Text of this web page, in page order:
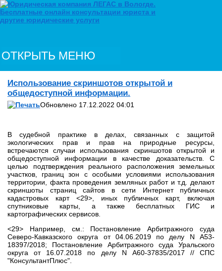
ОТКРЫТЬ МЕНЮ
Использование скриншотов открытой и
общедоступной информации.
Обновлено 17.12.2022 04:01
В судебной практике в делах, связанных с защитой
экологических прав и прав на природные ресурсы,
встречаются случаи использования скриншотов открытой и
общедоступной информации в качестве доказательств. С
целью подтверждения реального расположения земельных
участков, границ зон с особыми условиями использования
территории, факта проведения земляных работ и т.д. делают
скриншоты страниц сайтов в сети Интернет публичных
кадастровых карт <29>, иных публичных карт, включая
спутниковые карты, а также бесплатных ГИС и
картографических сервисов.
<29> Например, см.: Постановление Арбитражного суда
Северо-Кавказского округа от 04.06.2019 по делу N А53-
18397/2018; Постановление Арбитражного суда Уральского
округа от 16.07.2018 по делу N А60-37835/2017 // СПС
"КонсультантПлюс".